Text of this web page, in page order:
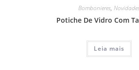
Bombonieres,
Potiche De Vidro Com
Leia mais